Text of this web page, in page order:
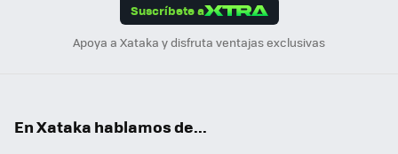
Suscríbete a
Apoya a Xataka y disfruta ventajas exclusivas
En Xataka hablamos de...